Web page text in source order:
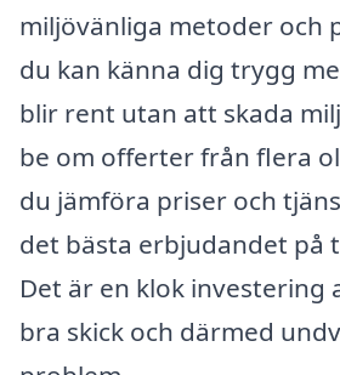
miljövänliga metoder och
du kan känna dig trygg
blir rent utan att skada
be om offerter från flera
du jämföra priser och
det bästa erbjudandet på
Det är en klok investering
bra skick och därmed